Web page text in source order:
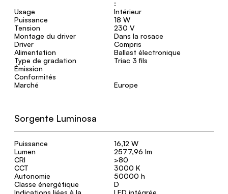
Usage
Intérieur
Puissance
18 W
Tension
230 V
Montage du driver
Dans la rosace
Driver
Compris
Alimentation
Ballast électronique
Type de gradation
Triac 3 fils
Émission
Conformités
Marché
Europe
Sorgente Luminosa
Puissance
16,12 W
Lumen
2577,96 lm
CRI
>80
CCT
3000 K
Autonomie
50000 h
Classe énergétique
D
Indications liées à la
LED intégrée